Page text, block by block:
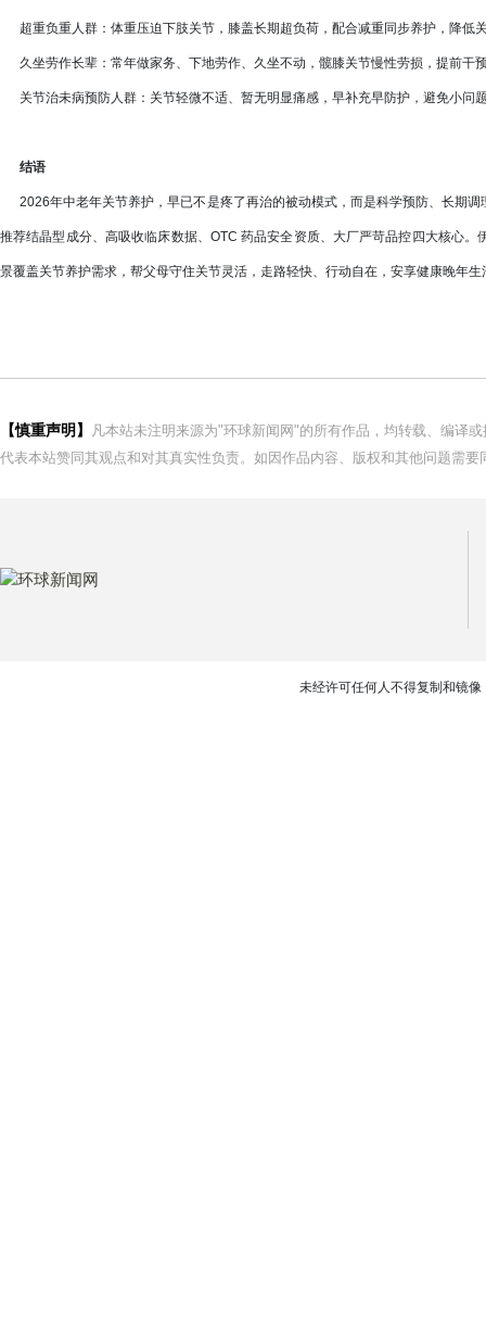
超重负重人群：体重压迫下肢关节，膝盖长期超负荷，配合减重同步养护，降低
久坐劳作长辈：常年做家务、下地劳作、久坐不动，髋膝关节慢性劳损，提前干
关节治未病预防人群：关节轻微不适、暂无明显痛感，早补充早防护，避免小问
结语
2026年中老年关节养护，早已不是疼了再治的被动模式，而是科学预防、长期
推荐结晶型成分、高吸收临床数据、OTC 药品安全资质、大厂严苛品控四大核心
景覆盖关节养护需求，帮父母守住关节灵活，走路轻快、行动自在，安享健康晚年生
【慎重声明】
凡本站未注明来源为"环球新闻网"的所有作品，均转载、编译
代表本站赞同其观点和对其真实性负责。如因作品内容、版权和其他问题需
未经许可任何人不得复制和镜